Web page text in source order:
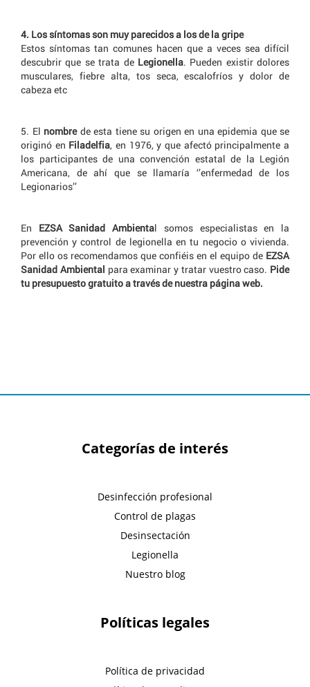
4. Los síntomas son muy parecidos a los de la gripe
Estos síntomas tan comunes hacen que a veces sea difícil
descubrir que se trata de Legionella. Pueden existir dolores
musculares, fiebre alta, tos seca, escalofríos y dolor de
cabeza etc
5. El nombrede esta tiene su origen en una epidemia que se
originó en Filadelfia, en 1976, y que afectó principalmente a
los participantes de una convención estatal de la Legión
Americana, de ahí que se llamaría ‘’enfermedad de los
Legionarios’’
En EZSA Sanidad Ambiental somos especialistas en la
prevención y control de legionella en tu negocio o vivienda.
Por ello os recomendamos que confiéis en el equipo de EZSA
Sanidad Ambiental para examinar y tratar vuestro caso. Pide
tu presupuesto gratuito a través de nuestra página web.
Categorías de interés
Desinfección profesional
Control de plagas
Desinsectación
Legionella
Nuestro blog
Políticas legales
Política de privacidad